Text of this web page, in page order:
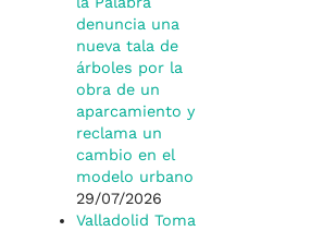
denuncia una
nueva tala de
árboles por la
obra de un
aparcamiento y
reclama un
cambio en el
modelo urbano
29/07/2026
Valladolid Toma